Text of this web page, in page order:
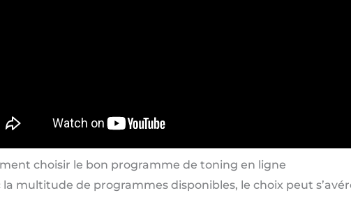
choisir le bon programme de toning en ligne
la multitude de programmes disponibles, le choix peut